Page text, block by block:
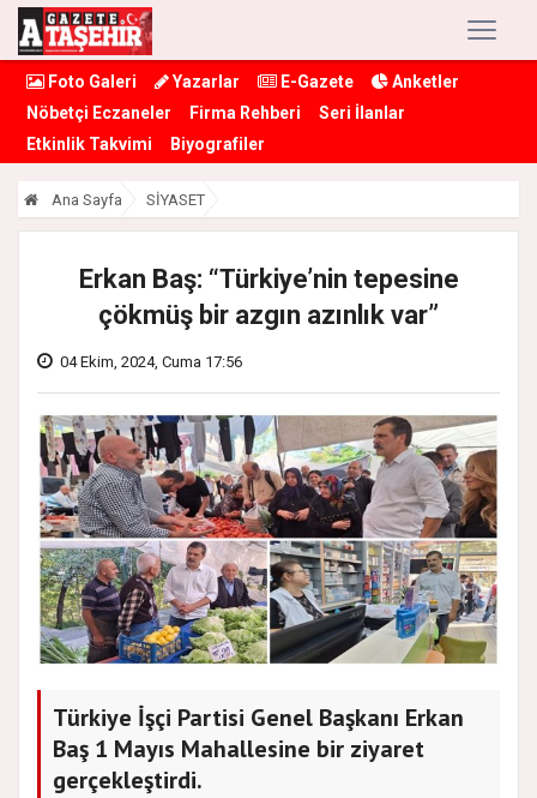
Foto Galeri Yazarlar E-Gazete
Anketler
Nöbetçi Eczaneler
Firma Rehberi
Seri İlanlar
Etkinlik Takvimi
Biyografiler
Ana Sayfa SİYASET
Erkan Baş: “Türkiye’nin tepesine
çökmüş bir azgın azınlık var”
04 Ekim, 2024, Cuma 17:56
Türkiye İşçi Partisi Genel Başkanı Erkan
Baş 1 Mayıs Mahallesine bir ziyaret
gerçekleştirdi.